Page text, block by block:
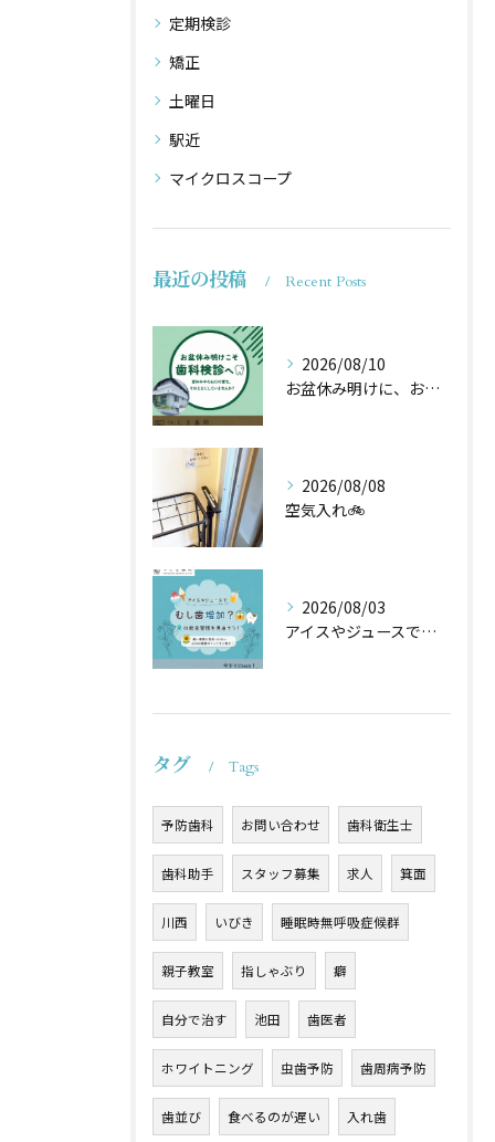
定期検診
矯正
土曜日
駅近
マイクロスコープ
最近の投稿 Recent Posts
2026/08/10
お盆休み明けに、お口の健康チェックをしませんか？🦷
2026/08/08
空気入れ🚲
2026/08/03
アイスやジュースでむし歯増加？🦷
タグ Tags
予防歯科 お問い合わせ 歯科衛生士
歯科助手 スタッフ募集 求人 箕面
川西 いびき 睡眠時無呼吸症候群
親子教室 指しゃぶり 癖
自分で治す 池田 歯医者
ホワイトニング 虫歯予防 歯周病予防
歯並び 食べるのが遅い 入れ歯